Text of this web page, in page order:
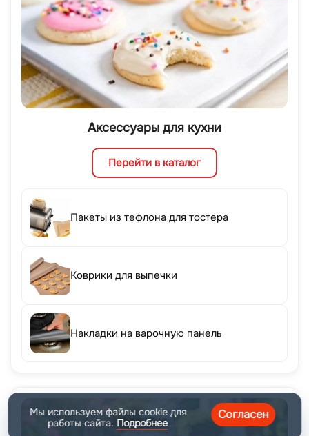
Аксессуары для кухни
Перейти в каталог
Пакеты из тефлона для тостера
Коврики для выпечки
Накладки на варочную панель
Мы используем файлы cookie для
работы сайта. Подробнее
Согласен